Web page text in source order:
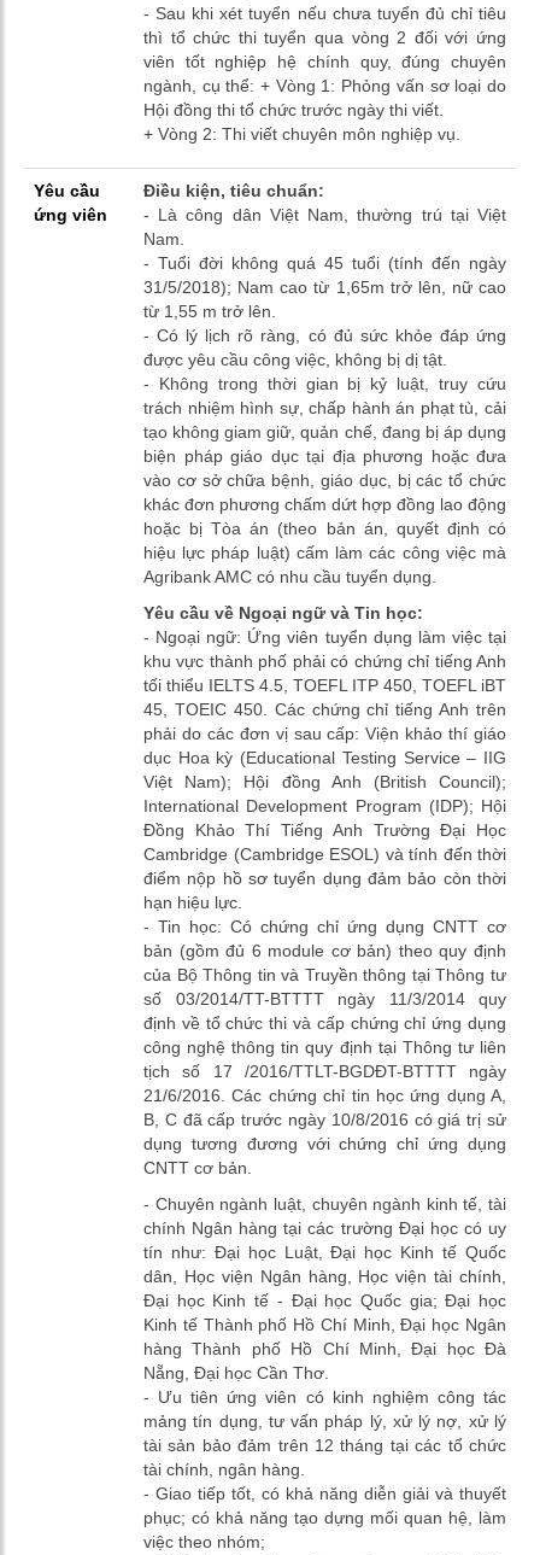
- Sau khi xét tuyển nếu chưa tuyển đủ chỉ tiêu
thì tổ chức thi tuyển qua vòng 2 đối với ứng
viên tốt nghiệp hệ chính quy, đúng chuyên
ngành, cụ thể: + Vòng 1: Phỏng vấn sơ loại do
Hội đồng thi tổ chức trước ngày thi viết.
+ Vòng 2: Thi viết chuyên môn nghiệp vụ.
Yêu cầu
ứng viên
Điều kiện, tiêu chuẩn:
- Là công dân Việt Nam, thường trú tại Việt
Nam.
- Tuổi đời không quá 45 tuổi (tính đến ngày
31/5/2018); Nam cao từ 1,65m trở lên, nữ cao
từ 1,55 m trở lên.
- Có lý lịch rõ ràng, có đủ sức khỏe đáp ứng
được yêu cầu công việc, không bị dị tật.
- Không trong thời gian bị kỷ luật, truy cứu
trách nhiệm hình sự, chấp hành án phạt tù, cải
tạo không giam giữ, quản chế, đang bị áp dụng
biện pháp giáo dục tại địa phương hoặc đưa
vào cơ sở chữa bệnh, giáo dục, bị các tổ chức
khác đơn phương chấm dứt hợp đồng lao động
hoặc bị Tòa án (theo bản án, quyết định có
hiệu lực pháp luật) cấm làm các công việc mà
Agribank AMC có nhu cầu tuyển dụng.
Yêu cầu về Ngoại ngữ và Tin học:
- Ngoại ngữ: Ứng viên tuyển dụng làm việc tại
khu vực thành phố phải có chứng chỉ tiếng Anh
tối thiểu IELTS 4.5, TOEFL ITP 450, TOEFL iBT
45, TOEIC 450. Các chứng chỉ tiếng Anh trên
phải do các đơn vị sau cấp: Viện khảo thí giáo
dục Hoa kỳ (Educational Testing Service – IIG
Việt Nam); Hội đồng Anh (British Council);
International Development Program (IDP); Hội
Đồng Khảo Thí Tiếng Anh Trường Đại Học
Cambridge (Cambridge ESOL) và tính đến thời
điểm nộp hồ sơ tuyển dụng đảm bảo còn thời
hạn hiệu lực.
- Tin học: Có chứng chỉ ứng dụng CNTT cơ
bản (gồm đủ 6 module cơ bản) theo quy định
của Bộ Thông tin và Truyền thông tại Thông tư
số 03/2014/TT-BTTTT ngày 11/3/2014 quy
định về tổ chức thi và cấp chứng chỉ ứng dụng
công nghệ thông tin quy định tại Thông tư liên
tịch số 17 /2016/TTLT-BGDĐT-BTTTT ngày
21/6/2016. Các chứng chỉ tin học ứng dụng A,
B, C đã cấp trước ngày 10/8/2016 có giá trị sử
dụng tương đương với chứng chỉ ứng dụng
CNTT cơ bản.
- Chuyên ngành luật, chuyên ngành kinh tế, tài
chính Ngân hàng tại các trường Đại học có uy
tín như: Đại học Luật, Đại học Kinh tế Quốc
dân, Học viện Ngân hàng, Học viện tài chính,
Đại học Kinh tế - Đại học Quốc gia; Đại học
Kinh tế Thành phố Hồ Chí Minh, Đại học Ngân
hàng Thành phố Hồ Chí Minh, Đại học Đà
Nẵng, Đại học Cần Thơ.
- Ưu tiên ứng viên có kinh nghiệm công tác
mảng tín dụng, tư vấn pháp lý, xử lý nợ, xử lý
tài sản bảo đảm trên 12 tháng tại các tổ chức
tài chính, ngân hàng.
- Giao tiếp tốt, có khả năng diễn giải và thuyết
phục; có khả năng tạo dựng mối quan hệ, làm
việc theo nhóm;